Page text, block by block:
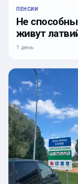
ПЕНСИИ
Не
живут
1 день